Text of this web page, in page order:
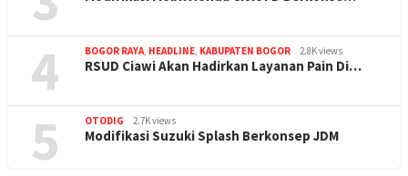
4 BOGOR RAYA, HEADLINE, KABUPATEN BOGOR 2.8K views
RSUD Ciawi Akan Hadirkan Layanan Pain Di…
5 OTODIG 2.7K views
Modifikasi Suzuki Splash Berkonsep JDM